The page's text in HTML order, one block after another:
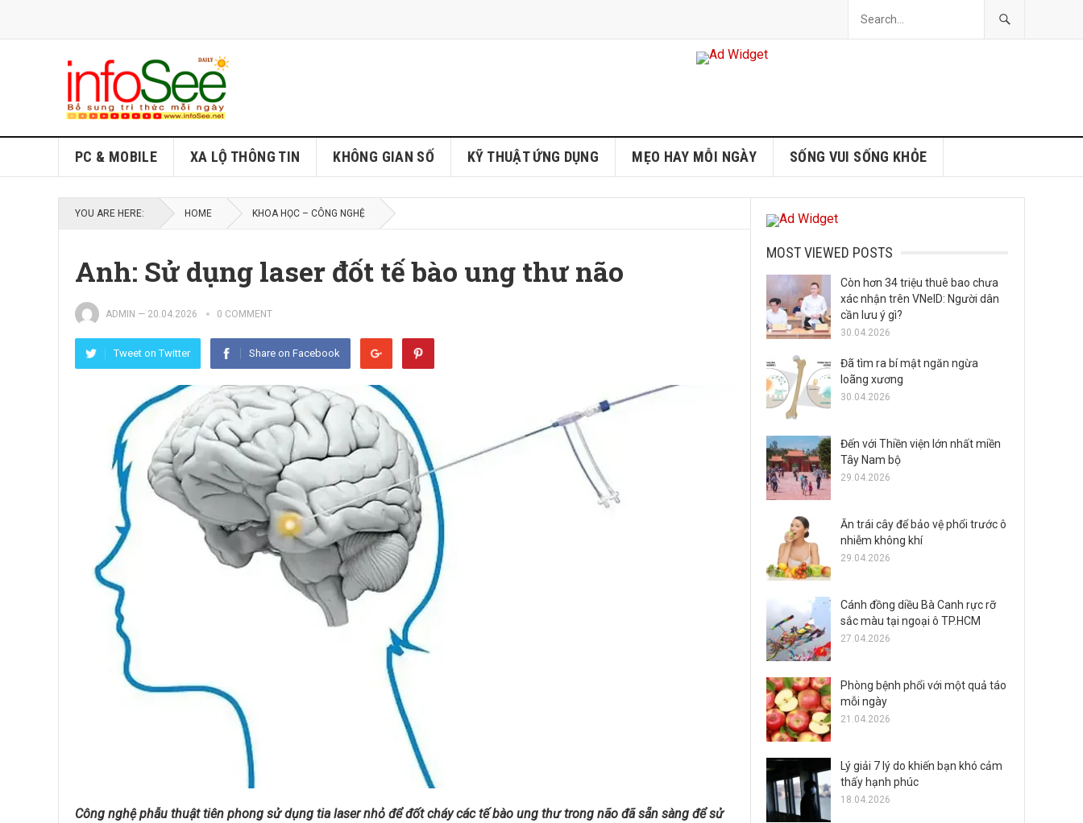
PC & MOBILE XA LỘ THÔNG TIN KHÔNG GIAN SỐ KỸ THUẬT ỨNG DỤNG MẸO HAY MỖI NGÀY SỐNG VUI SỐNG KHỎE
YOU ARE HERE: HOME KHOA HỌC – CÔNG NGHỆ
Anh: Sử dụng laser đốt tế bào ung thư não
ADMIN — 20.04.2026 0 COMMENT
Tweet on Twitter Share on Facebook
Công nghệ phẫu thuật tiên phong sử dụng tia laser nhỏ để đốt cháy các tế bào ung thư trong não đã sẵn sàng để sử
MOST VIEWED POSTS
Còn hơn 34 triệu thuê bao chưa
xác nhận trên VNeID: Người dân
cần lưu ý gì?
30.04.2026
Đã tìm ra bí mật ngăn ngừa
loãng xương
30.04.2026
Đến với Thiền viện lớn nhất miền
Tây Nam bộ
29.04.2026
Ăn trái cây để bảo vệ phổi trước ô
nhiễm không khí
29.04.2026
Cánh đồng diều Bà Canh rực rỡ
sắc màu tại ngoại ô TP.HCM
27.04.2026
Phòng bệnh phổi với một quả táo
mỗi ngày
21.04.2026
Lý giải 7 lý do khiến bạn khó cảm
thấy hạnh phúc
18.04.2026